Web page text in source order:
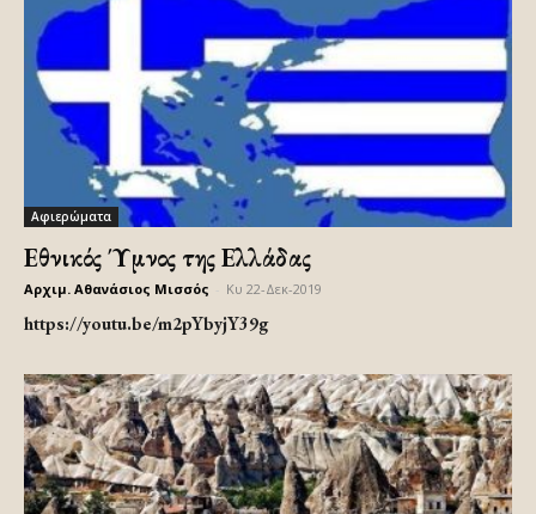
Αφιερώματα
Εθνικός Ύμνος της Ελλάδας
Αρχιμ. Αθανάσιος Μισσός Κυ 22-Δεκ-2019
https://youtu.be/m2pYbyjY39g